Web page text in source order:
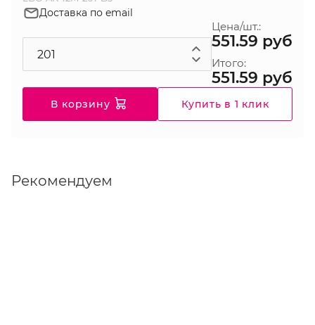
Доставка по email
Цена/шт.:
551.59 руб
Итого:
551.59 руб
В корзину Купить в 1 клик
Рекомендуем